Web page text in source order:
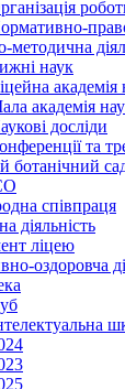
методична
наук
академія
академія
досліди
та
ботанічний
співпраця
діяльність
ліцею
оздоровча